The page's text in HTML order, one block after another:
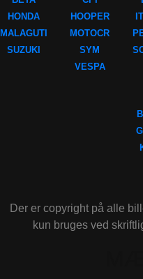
HONDA
MALAGUTI
SUZUKI
HOOPER
MOTOCR
SYM
VESPA
Der er copyright på alle
kun bruges ved